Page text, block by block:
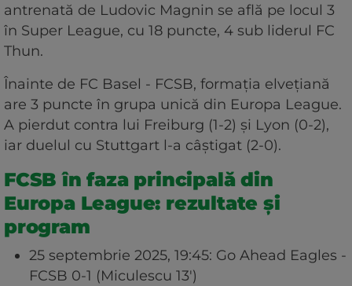
antrenată de Ludovic Magnin se află pe locul 3
în Super League, cu 18 puncte, 4 sub liderul FC
Thun.
Înainte de FC Basel - FCSB, formația elvețiană
are 3 puncte în grupa unică din Europa League.
A pierdut contra lui Freiburg (1-2) și Lyon (0-2),
iar duelul cu Stuttgart l-a câștigat (2-0).
FCSB în faza principală din
Europa League: rezultate și
program
25 septembrie 2025, 19:45: Go Ahead Eagles -
FCSB 0-1 (Miculescu 13')